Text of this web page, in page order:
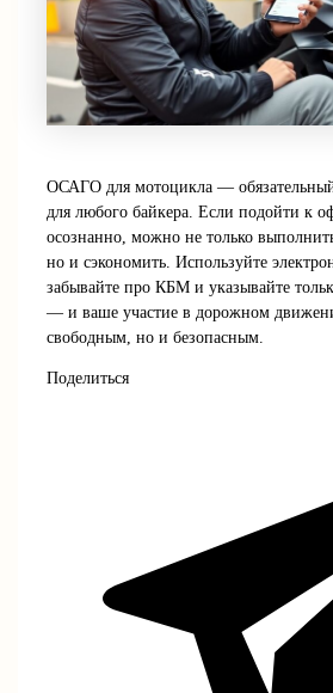
ОСАГО для мотоцикла —
для любого байкера. Если подойти к
осознанно, можно не только
но и сэкономить. Используйте
забывайте про КБМ и указывайте
— и ваше участие в дорожном
свободным, но и безопасным.
Поделиться